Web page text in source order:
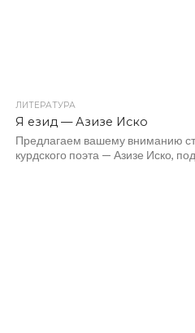
ЛИТЕРАТУРА
Я езид — Азизе Иско
Предлагаем вашему вниманию
курдского поэта — Азизе Иско,